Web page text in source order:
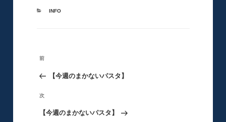
カINFO
投
ナ
ビ
ー
前
の
投
稿
前
【今週のまかないパスタ】
次
の
次
【今週のまかないパスタ】